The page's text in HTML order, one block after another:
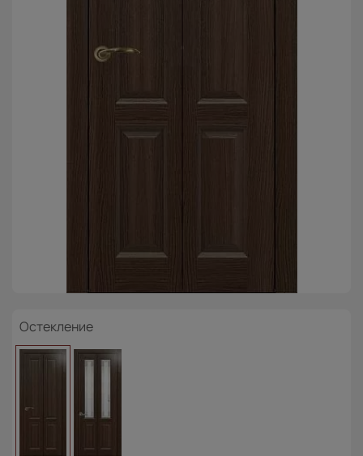
Остекление